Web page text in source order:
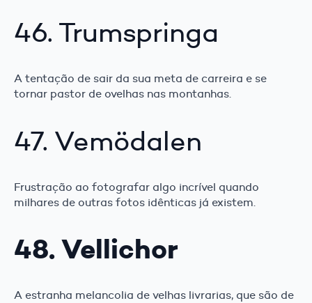
46. Trumspringa
A tentação de sair da sua meta de carreira e se
tornar pastor de ovelhas nas montanhas.
47. Vemödalen
Frustração ao fotografar algo incrível quando
milhares de outras fotos idênticas já existem.
48. Vellichor
A estranha melancolia de velhas livrarias, que são de